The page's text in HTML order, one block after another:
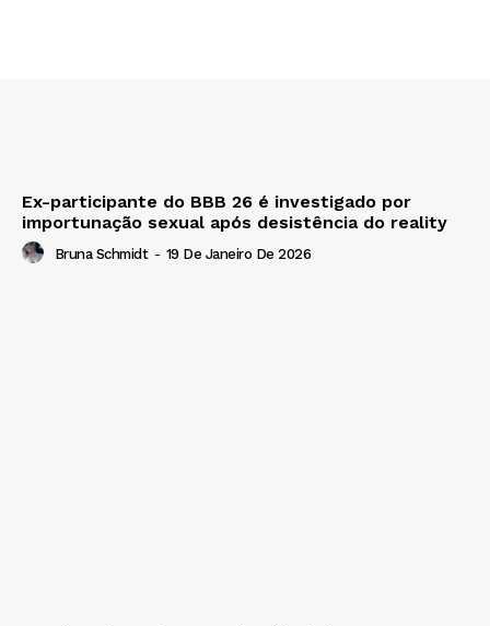
Ex-participante do BBB 26 é investigado por
importunação sexual após desistência do reality
Bruna Schmidt - 19 De Janeiro De 2026